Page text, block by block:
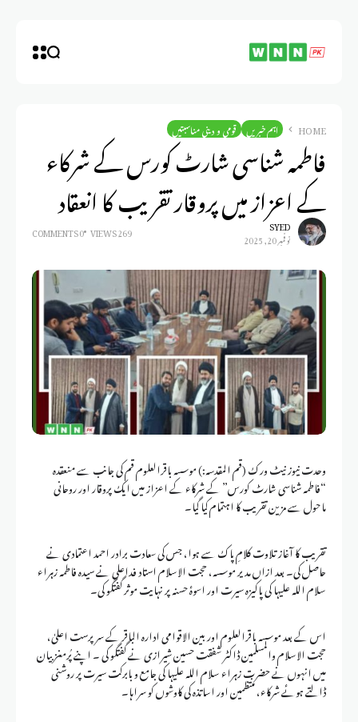
HOME اہم خبریں قومی و دینی مناسبتیں
فاطمہ شناسی شارٹ کورس کے شرکاء
کے اعزاز میں پروقار تقریب کا انعقاد
SYED
نوفمبر 20, 2025 269 VIEWS
0 COMMENTS
وحدت نیوز نیٹ ورک (قم المقدسہ:) موسسہ باقرالعلوم قم کی جانب سے منعقدہ
“فاطمہ شناسی شارٹ کورس” کے شرکاء کے اعزاز میں ایک پروقار اور روحانی
ماحول سے مزین تقریب کا اہتمام کیا گیا۔
تقریب کا آغاز تلاوت کلامِ پاک سے ہوا، جس کی سعادت برادر احمد اعتمادی نے
حاصل کی۔ بعد ازاں مدیر موسسہ، حجت الاسلام استاد فداعلی نے سیدہ فاطمہ زہراء
سلام اللہ علیہا کی پاکیزہ سیرت اور اسوۂ حسنہ پر نہایت موثر گفتگو کی۔
اس کے بعد موسسہ باقرالعلوم اور بین الاقوامی ادارہ الباقر کے سرپرست اعلیٰ،
حجت الاسلام والمسلمین ڈاکٹر شفقت حسین شیرازی نے گفتگو کی ۔ اپنے پُرمغز بیان
میں انہوں نے حضرت زہراء سلام اللہ علیہا کی جامع و بابرکت سیرت پر روشنی
ڈالتے ہوئے شرکاء، منتظمین اور اساتذہ کی کاوشوں کو سراہا۔